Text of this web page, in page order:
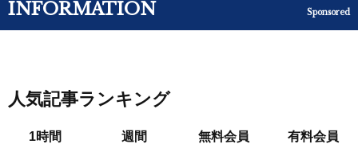
INFORMATION Sponsored
人気記事ランキング
1時間 週間 無料会員 有料会員